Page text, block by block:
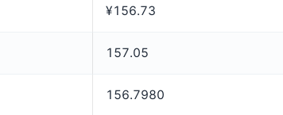
¥156.73
157.05
156.7980